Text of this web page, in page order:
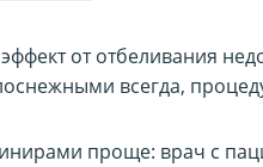
от отбеливания
всегда,
проще: врач с